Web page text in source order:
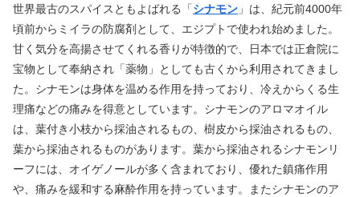
世界最古のスパイスともよばれる「シナモン 」は、紀元前4000年
頃前からミイラの防腐剤として、エジプトで使われ始めました。
甘く気分を高揚させてくれる香りが特徴的で、日本では正倉院に
宝物として奉納され「薬物」としても古くから利用されてきまし
た。シナモンは身体を温める作用を持っており、冷えからくる生
理痛などの痛みを得意としています。シナモンのアロマオイル
は、葉付き小枝から採油されるもの、樹皮から採油されるもの、
葉から採油されるものがあります。葉から採油されるシナモンリ
ーフには、オイゲノールが多く含まれており、優れた鎮痛作用
や、痛みを緩和する麻酔作用を持っています。またシナモンのア